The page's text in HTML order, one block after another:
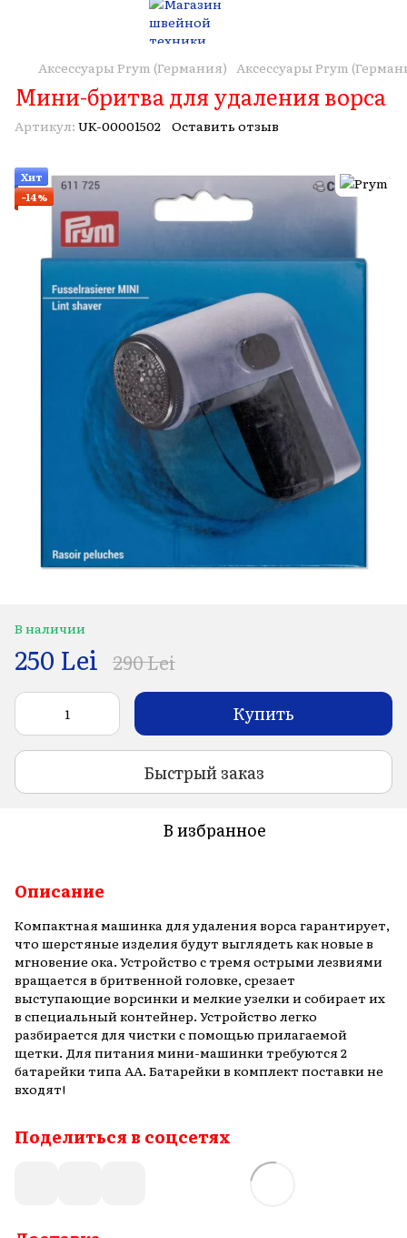
Аксессуары Prym (Германия) Аксессуары Prym
Мини-бритва для удаления ворса
Артикул: UK-00001502 Оставить отзыв
Хит
−14%
В наличии
250 Lei 290 Lei
Купить
Быстрый заказ
В избранное
Описание
Компактная машинка для удаления ворса гарантирует,
что шерстяные изделия будут выглядеть как новые в
мгновение ока. Устройство с тремя острыми лезвиями
вращается в бритвенной головке, срезает
выступающие ворсинки и мелкие узелки и собирает их
в специальный контейнер. Устройство легко
разбирается для чистки с помощью прилагаемой
щетки. Для питания мини-машинки требуются 2
батарейки типа АА. Батарейки в комплект поставки не
входят!
Поделиться в соцсетях